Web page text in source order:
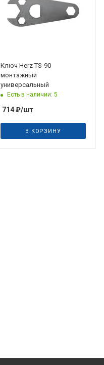
Ключ Herz TS-90
монтажный
универсальный
Есть в наличии: 5
714₽/шт
В КОРЗИНУ